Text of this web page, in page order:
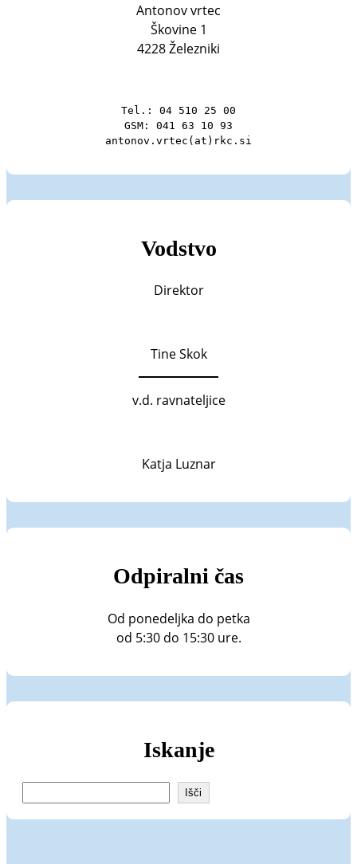
Antonov vrtec
Škovine 1
4228 Železniki
Tel.: 04 510 25 00
GSM: 041 63 10 93
antonov.vrtec(at)rkc.si
Vodstvo
Direktor
Tine Skok
v.d. ravnateljice
Katja Luznar
Odpiralni čas
Od ponedeljka do petka
od 5:30 do 15:30 ure.
Iskanje
Išči